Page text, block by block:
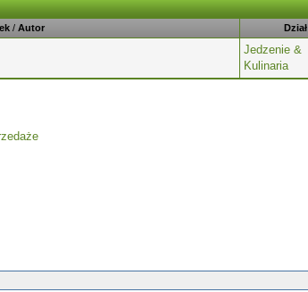
/ Autor Dział
Jedzenie &
Kulinaria